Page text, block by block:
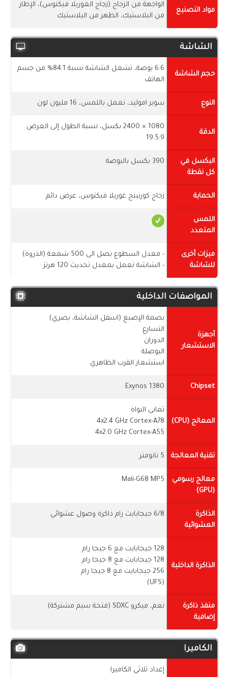
مواد التصنيع
الواجهة من الزجاج (زجاج الغوريلا فيكتوس)، الإطار
من البلاستيك، الظهر من البلاستيك
الشاشة
حجم الشاشة
6.6 بوصة، تشغل الشاشة نسبة 84.1% من جسم
الهاتف
النوع سوبر اموليد، تعمل باللمس، 16 مليون لون
الدقة
1080 × 2400 بكسل، نسبة الطول إلى العرض
19.5:9
البكسل في
كل نقطة
390 بكسل بالبوصة
الحماية زجاج كورنينج غوريلا فيكتوس، عرض دائم
اللمس
المتعدد
ميزات أخرى
للشاشة
- معدل السطوع يصل الى 500 شمعة (الذروة)
- الشاشة تعمل بمعدل تحديث 120 هرتز
المواصفات الداخلية
أجهزة
الاستشعار
بصمة الإصبع (اسفل الشاشة، بصري)
التسارع
الدوران
البوصلة
استشعار القرب الظاهري
Chipset
Exynos 1380
المعالج (CPU)
ثمانى النواة
4x2.4 GHz Cortex-A78
4x2.0 GHz Cortex-A55
تقنية المعالجة 5 نانومتر
معالج رسومي
(GPU)
Mali-G68 MP5
الذاكرة
العشوائية
6/8 جيجابايت رام ذاكرة وصول عشوائي
الذاكرة الداخلية
128 جيجابايت مع 6 جيجا رام
128 جيجابايت مع 8 جيجا رام
256 جيجابايت مع 8 جيجا رام
(UFS)
منفذ ذاكرة
إضافية
نعم، ميكرو SDXC (فتحة سيم مشتركة)
الكاميرا
إعداد ثلاثي الكاميرا: